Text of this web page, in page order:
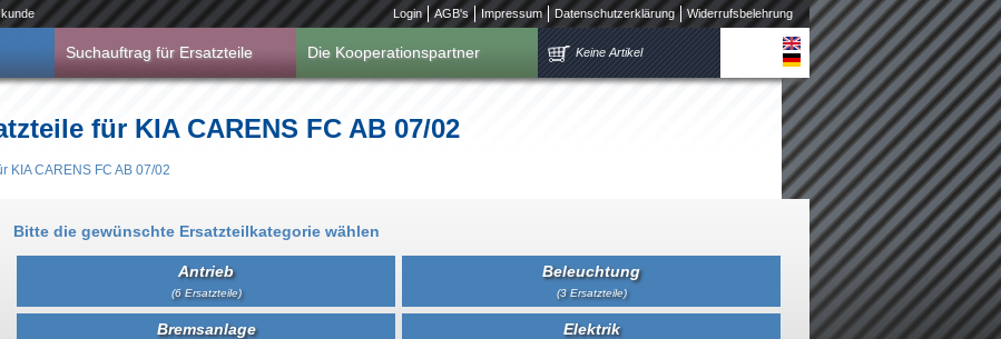
Login AGB's Impressum Datenschutzerklärung Widerrufsbelehrung
Suchauftrag für Ersatzteile Die Kooperationspartner Keine Artikel
für KIA CARENS FC AB 07/02
KIA CARENS FC AB 07/02
Bitte die gewünschte Ersatzteilkategorie wählen
Antrieb
(6 Ersatzteile)
Beleuchtung
(3 Ersatzteile)
Bremsanlage Elektrik